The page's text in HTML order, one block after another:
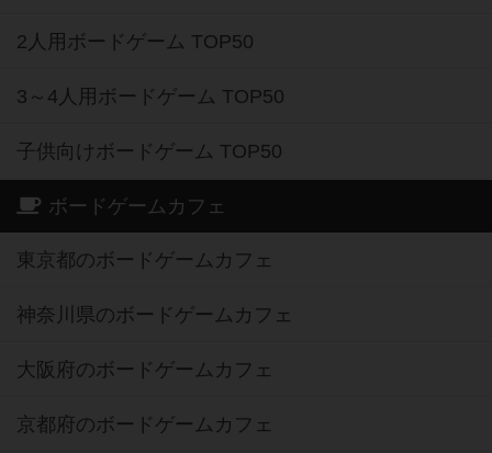
2人用ボードゲーム TOP50
3～4人用ボードゲーム TOP50
子供向けボードゲーム TOP50
ボードゲームカフェ
東京都のボードゲームカフェ
神奈川県のボードゲームカフェ
大阪府のボードゲームカフェ
京都府のボードゲームカフェ